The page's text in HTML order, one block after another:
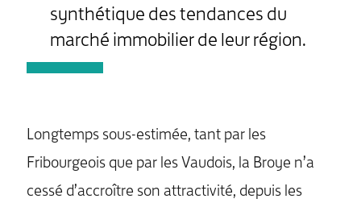
synthétique des tendances du
marché immobilier de leur région.
Longtemps sous-estimée, tant par les
Fribourgeois que par les Vaudois, la Broye n’a
cessé d’accroître son attractivité, depuis les